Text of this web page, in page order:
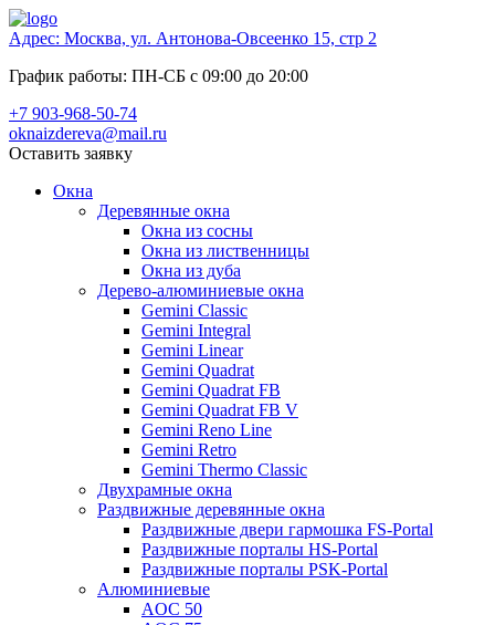
Адрес: Москва, ул. Антонова-Овсеенко 15, стр 2
График работы: ПН-СБ с 09:00 до 20:00
+7 903-968-50-74
oknaizdereva@mail.ru
Оставить заявку
Окна
Деревянные окна
Окна из сосны
Окна из лиственницы
Окна из дуба
Дерево-алюминиевые окна
Gemini Classic
Gemini Integral
Gemini Linear
Gemini Quadrat
Gemini Quadrat FB
Gemini Quadrat FB V
Gemini Reno Line
Gemini Retro
Gemini Thermo Classic
Двухрамные окна
Раздвижные деревянные окна
Раздвижные двери гармошка FS-Portal
Раздвижные порталы HS-Portal
Раздвижные порталы PSK-Portal
Алюминиевые
AOC 50